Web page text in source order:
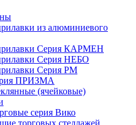
из алюминиевого
Серия КАРМЕН
Серия НЕБО
Серия РМ
ПРИЗМА
(ячейковые)
серия Вико
торговых стеллажей